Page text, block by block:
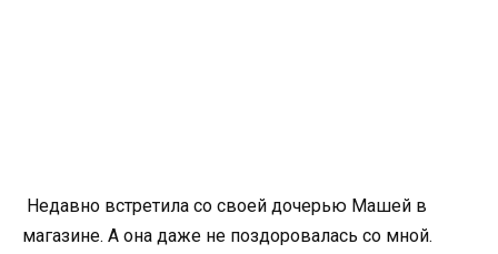
Недавно встретила со своей дочерью Машей в
магазине. А она даже не поздоровалась со мной.